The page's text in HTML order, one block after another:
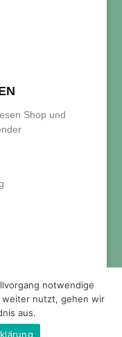
Shop und
notwendige
weiter nutzt, gehen wir
aus.